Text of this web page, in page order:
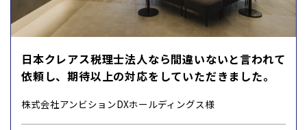
日本クレアス税理士法人なら間違いないと言われて
依頼し、期待以上の対応をしていただきました。
株式会社アンビションDXホールディングス様